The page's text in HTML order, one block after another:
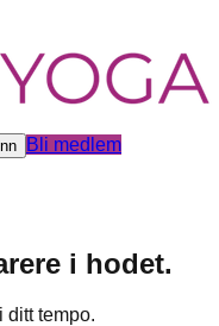
Bli medlem
i hodet.
ditt tempo.